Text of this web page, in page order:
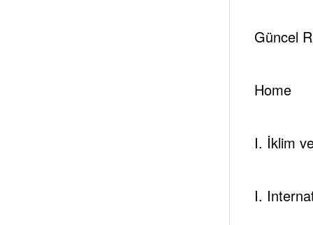
Güncel
Home
I. İklim
I.